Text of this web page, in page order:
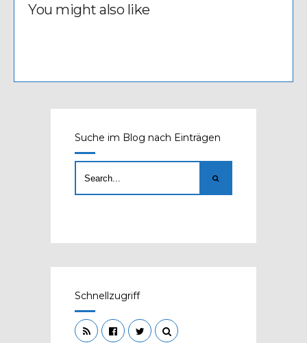
You might also like
Suche im Blog nach Einträgen
Schnellzugriff